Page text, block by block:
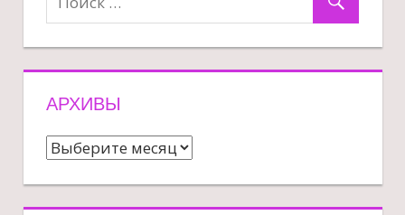
АРХИВЫ
Архивы